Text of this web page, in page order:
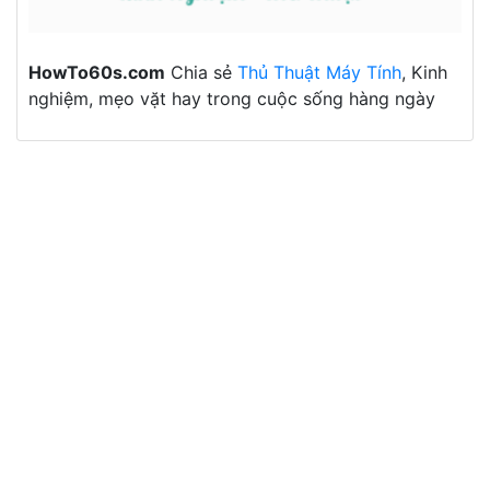
HowTo60s.com Chia sẻ Thủ Thuật Máy Tính, Kinh
nghiệm, mẹo vặt hay trong cuộc sống hàng ngày